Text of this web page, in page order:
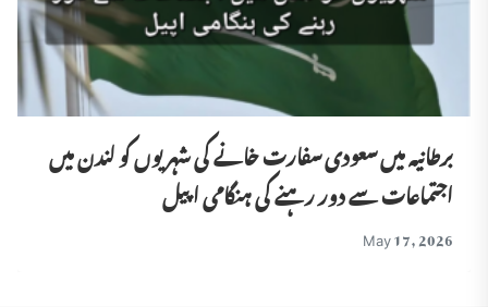
برطانیہ میں سعودی سفارت خانے کی شہریوں کو لندن میں
اجتماعات سے دور رہنے کی ہنگامی اپیل
May 17, 2026